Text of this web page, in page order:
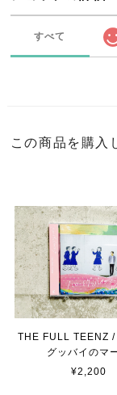
すべて
この商品を購入
THE FULL TEENZ /
グッバイのマ
¥2,200